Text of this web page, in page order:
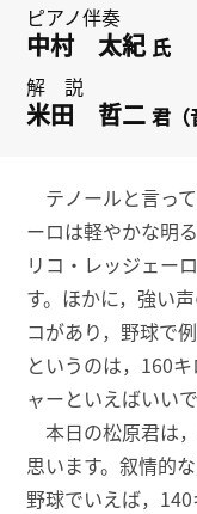
ピアノ伴奏
中村 太紀 氏
解 説
米田 哲二君（
テノールと言っ
ーロは軽やかな明
リコ・レッジェー
す。ほかに，強い
コがあり，野球で
というのは，160
ャーといえばいい
本日の松原君は
思います。叙情的
野球でいえば，